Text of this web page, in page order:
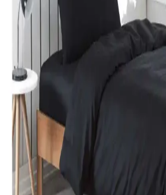
Bu karşılaştırmada Özdilek Colormix ve
takımlarının kumaş özellikleri, tasarım ve
inceleniyor.
Taç Lisanslı Kuromi Temalı
Nevresim Takımı Detayları
%100 pamuklu Kuromi nevresim takımı,
tasarımıyla rahatlık ve şıklığı bir arada
ve pratik kullanım özellikleriyle ideal yatak
Karaca Home Nevresim
Malzeme, Tasarım ve Kullanıcı
İki farklı Karaca Home nevresim takımı
malzeme, tasarım ve kullanıcı
estetik açısından önemli bilgiler içerir.